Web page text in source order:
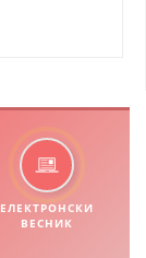
ЕЛЕКТРОНСКИ
ВЕСНИК